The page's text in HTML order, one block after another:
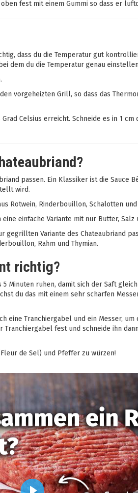
fest mit einem Gummi so dass er
dass du die Temperatur gut
dem du die Temperatur genau
vorgeheizten Grill, so dass das
Celsius erreicht. Schneide es in 1
passen. Ein Klassiker ist die Sauce
wird.
Rotwein, Rinderbouillon, Schalotten
einfache Variante mit nur Butter,
gegrillten Variante des Chateaubriand
Rahm und Thymian.
richtig?
Minuten ruhen, damit sich der Saft
du das mit einem sehr scharfen
eine Tranchiergabel und ein Messer, um
fest und schneide ihn
de Sel) und Pfeffer zu würzen!